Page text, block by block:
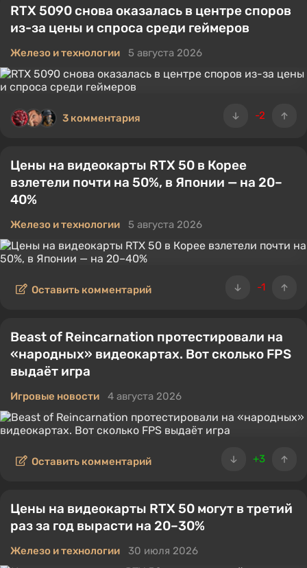
производительностью).
RTX 5090 снова оказалась в центре споров
из-за цены и спроса среди геймеров
Железо и технологии 5 августа 2026
-2
3 комментария
Цены на видеокарты RTX 50 в Корее
взлетели почти на 50%, в Японии — на 20–
40%
Железо и технологии 5 августа 2026
-1
Оставить комментарий
Beast of Reincarnation протестировали на
«народных» видеокартах. Вот сколько FPS
выдаёт игра
Игровые новости 4 августа 2026
+3
Оставить комментарий
Цены на видеокарты RTX 50 могут в третий
раз за год вырасти на 20–30%
Железо и технологии 30 июля 2026